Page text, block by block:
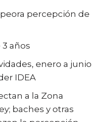
percepción de
años
enero a junio
IDEA
a la Zona
baches y otras